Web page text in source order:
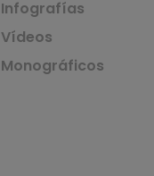
Infografías
Vídeos
Monográficos